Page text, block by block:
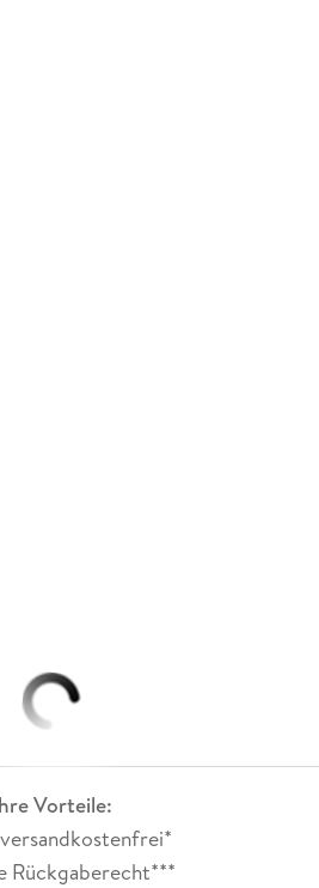
Vorteile:
Rückgaberecht***